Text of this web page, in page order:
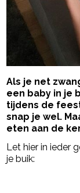
Als je net
een baby in je
tijdens de
snap je wel.
eten aan de
Let hier in ieder
je buik: